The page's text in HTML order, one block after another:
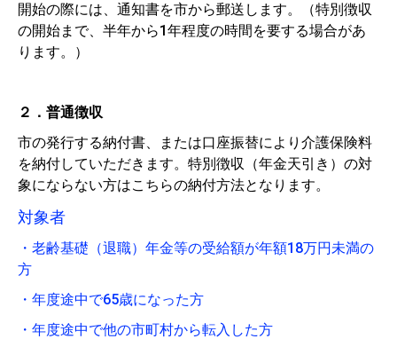
開始の際には、通知書を市から郵送します。（特別徴収
の開始まで、半年から1年程度の時間を要する場合があ
ります。）
２．普通徴収
市の発行する納付書、または口座振替により介護保険料
を納付していただきます。特別徴収（年金天引き）の対
象にならない方はこちらの納付方法となります。
対象者
・老齢基礎（退職）年金等の受給額が年額18万円未満の
方
・年度途中で65歳になった方
・年度途中で他の市町村から転入した方